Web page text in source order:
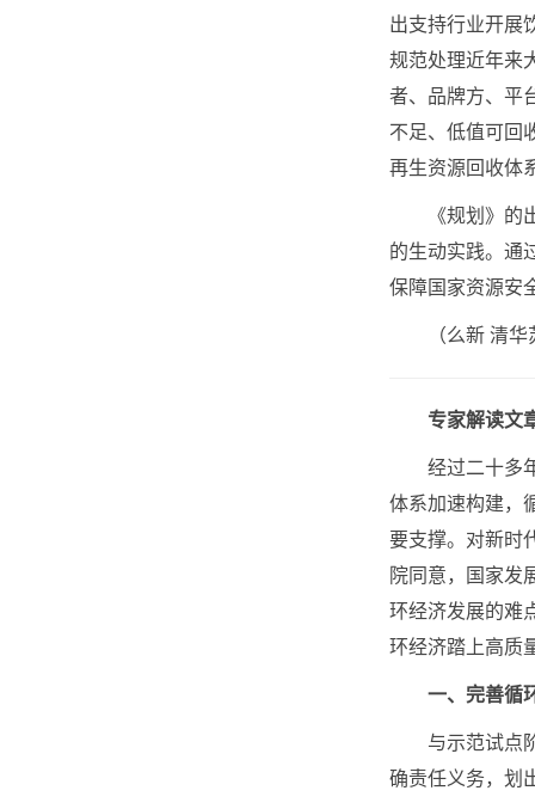
出支持行业开展
规范处理近年来
者、品牌方、平
不足、低值可回
再生资源回收体
《规划》的出
的生动实践。通
保障国家资源安
（么新 清华
专家解读文
经过二十多年
体系加速构建，
要支撑。对新时
院同意，国家发
环经济发展的难
环经济踏上高质
一、完善循
与示范试点阶
确责任义务，划